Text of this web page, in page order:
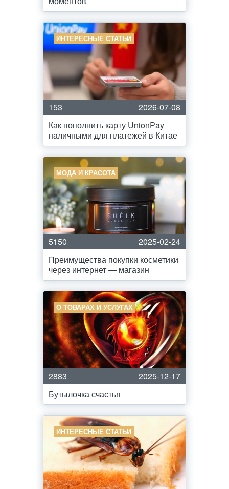
ИНТЕРЕСНЫЕ СТАТЬИ
153
2026-07-08
Как пополнить карту UnionPay
наличными для платежей в Китае
МОДА И КРАСОТА
5150
2025-02-24
Преимущества покупки косметики
через интернет — магазин
О ТОВАРАХ И УСЛУГАХ
2883
2025-12-17
Бутылочка счастья
ИНТЕРЕСНЫЕ СТАТЬИ